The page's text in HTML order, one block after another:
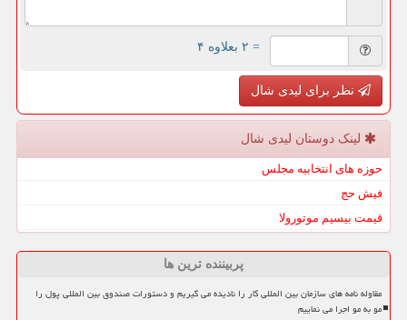
= ۲ بعلاوه ۴
نظر برای لیدی شال
لینک دوستان لیدی شال
حوزه های انتخابیه مجلس
فیش حج
قیمت بیسیم موتورولا
پربیننده ترین ها
مقاوله نامه های سازمان بین المللی کار را نادیده می گیریم و دستورات صندوق بین المللی پول را
مو به مو اجرا می نماییم